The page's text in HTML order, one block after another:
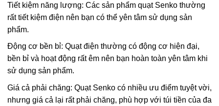
Tiết kiệm năng lượng: Các sản phẩm quạt Senko thường
rất tiết kiệm điện nên bạn có thể yên tâm sử dụng sản
phẩm.
Động cơ bền bỉ: Quạt điện thường có động cơ hiện đại,
bền bỉ và hoạt động rất êm nên bạn hoàn toàn yên tâm khi
sử dụng sản phẩm.
Giá cả phải chăng: Quạt Senko có nhiều ưu điểm tuyệt vời,
nhưng giá cả lại rất phải chăng, phù hợp với túi tiền của đa